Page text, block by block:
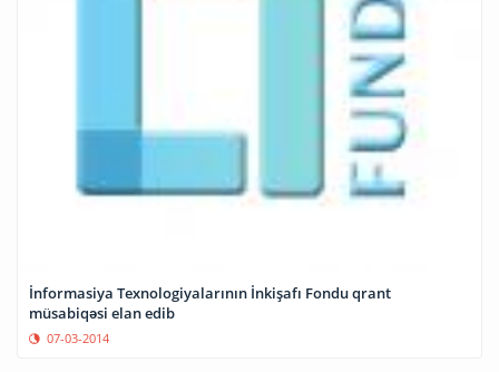
İnformasiya Texnologiyalarının İnkişafı Fondu qrant
müsabiqəsi elan edib
07-03-2014